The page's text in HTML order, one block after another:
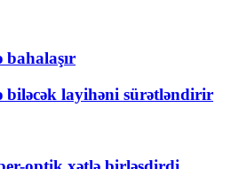
bahalaşır
biləcək layihəni sürətləndirir